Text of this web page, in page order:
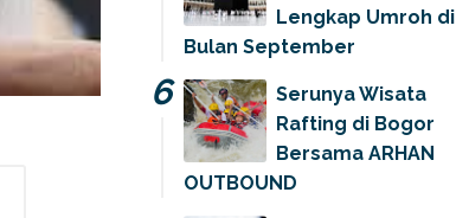
Lengkap Umroh di
Bulan September
Serunya Wisata
Rafting di Bogor
Bersama ARHAN
OUTBOUND